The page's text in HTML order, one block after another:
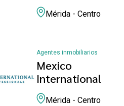
Mérida - Centro
Agentes inmobiliarios
Mexico
International
Mérida - Centro